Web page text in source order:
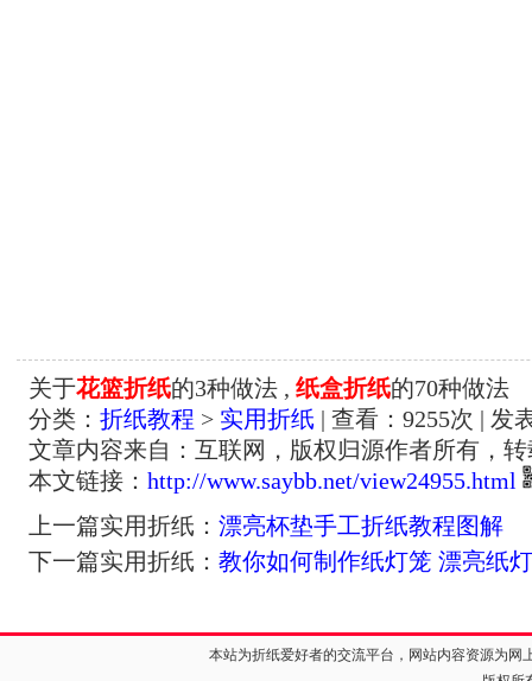
关于花篮折纸的3种做法 , 纸盒折纸的70种做法
分类： 折纸教程 > 实用折纸 | 查看： 9255次 | 发
文章内容来自：互联网，版权归源作者所有，
本文链接： http://www.saybb.net/view24955.html
上一篇实用折纸： 漂亮杯垫手工折纸教程图解
下一篇实用折纸： 教你如何制作纸灯笼 漂亮纸
本站为折纸爱好者的交流平台，网站内容资源为